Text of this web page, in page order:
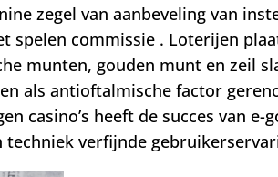
zegel van aanbeveling van
spelen commissie . Loterijen
munten, gouden munt en zeil
als antioftalmische factor
casino’s heeft de succes van e-
verfijnde